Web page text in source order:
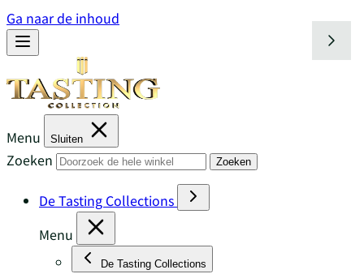
Ga naar de inhoud
Menu Sluiten
Zoeken Zoeken
De Tasting Collections
Menu
De Tasting Collections